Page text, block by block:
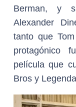
Berman, y
Alexander
tanto que
protagónico
película que
Bros y